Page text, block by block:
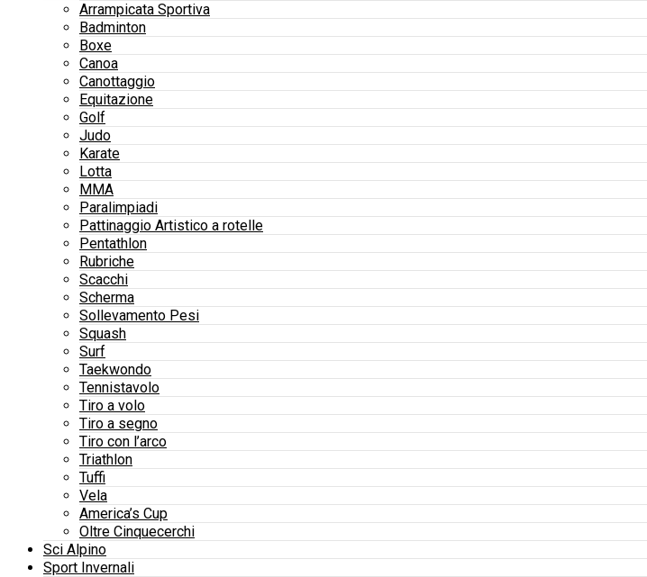
Arrampicata Sportiva
Badminton
Boxe
Canoa
Canottaggio
Equitazione
Golf
Judo
Karate
Lotta
MMA
Paralimpiadi
Pattinaggio Artistico a rotelle
Pentathlon
Rubriche
Scacchi
Scherma
Sollevamento Pesi
Squash
Surf
Taekwondo
Tennistavolo
Tiro a volo
Tiro a segno
Tiro con l’arco
Triathlon
Tuffi
Vela
America’s Cup
Oltre Cinquecerchi
Sci Alpino
Sport Invernali